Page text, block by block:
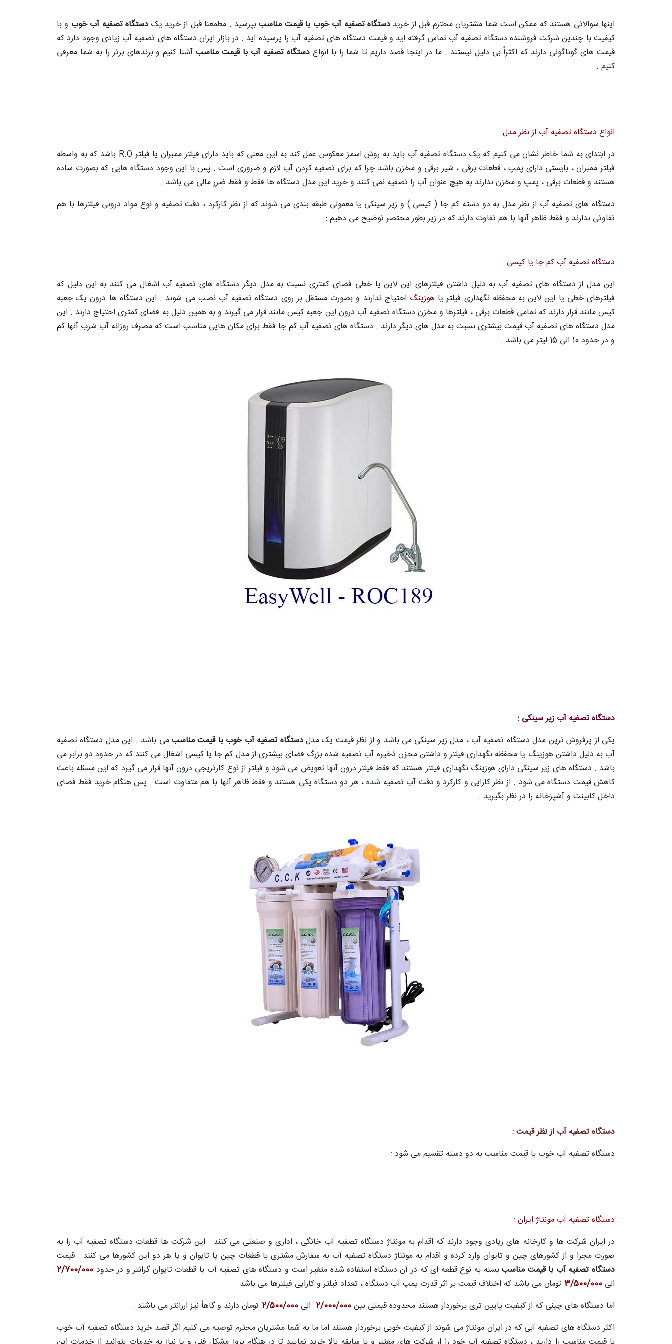
اینها سوالاتی هستند که ممکن است شما مشتریان محترم قبل از خرید دستگاه تصفیه آب خوب با قیمت مناسببپرسید . مطمعناً قبل از خرید یک دستگاه تصفیه آب خوب و با
کیفیت با چندین شرکت فروشنده دستگاه تصفیه آب تماس گرفته اید و قیمت دستگاه های تصفیه آب را پرسیده اید . در بازار ایران دستگاه های تصفیه آب زیادی وجود دارد که
قیمت های گوناگونی دارند که اکثراً بی دلیل نیستند . ما در اینجا قصد داریم تا شما را با انواعدستگاه تصفیه آب با قیمت مناسبآشنا کنیم و برندهای برتر را به شما معرفی
کنیم .
انواع دستگاه تصفیه آب از نظر مدل
در ابتدای به شما خاطر نشان می کنیم که یک دستگاه تصفیه آب باید به روش اسمز معکوس عمل کند به این معنی که باید دارای فیلتر ممبران یا فیلترR.O باشد که به واسطه
فیلتر ممبران ، بایستی دارای پمپ ، قطعات برقی ، شیر برقی و مخزن باشد چرا که برای تصفیه کردن آب لازم و ضروری است . پس با این وجود دستگاه هایی که بصورت ساده
هستند و قطعات برقی ، پمپ و مخزن ندارند به هیچ عنوان آب را تصفیه نمی کنند و خرید این مدل دستگاه ها فقط و فقط ضرر مالی می باشد .
دستگاه های تصفیه آب از نظر مدل به دو دسته کم جا ( کیسی ) و زیر سینکی یا معمولی طبقه بندی می شوند که از نظر کارکرد ، دقت تصفیه و نوع مواد درونی فیلترها با هم
تفاوتی ندارند و فقط ظاهر آنها با هم تفاوت دارند که در زیر بطور مختصر توضیح می دهیم :
دستگاه تصفیه آب کم جا یا کیسی
این مدل از دستگاه های تصفیه آب به دلیل داشتن فیلترهای این لاین یا خطی فضای کمتری نسبت به مدل دیگر دستگاه های تصفیه آب اشغال می کنند به این دلیل که
فیلترهای خطی یا این لاین به محفظه نگهداری فیلتر یا هوزینگ احتیاج ندارند و بصورت مستقل بر روی دستگاه تصفیه آب نصب می شوند . این دستگاه ها درون یک جعبه
کیس مانند قرار دارند که تمامی قطعات برقی ، فیلترها و مخزن دستگاه تصفیه آب درون این جعبه کیس مانند قرار می گیرند و به همین دلیل به فضای کمتری احتیاج دارند . این
مدل دستگاه های تصفیه آب قیمت بیشتری نسبت به مدل های دیگر دارند . دستگاه های تصفیه آب کم جا فقط برای مکان هایی مناسب است که مصرف روزانه آب شرب آنها کم
و در حدود 10 الی 15 لیتر می باشد .
دستگاه تصفیه آب زیر سینکی :
یکی از پرفروش ترین مدل دستگاه تصفیه آب ، مدل زیر سینکی می باشد و از نظر قیمت یک مدلدستگاه تصفیه آب خوب با قیمت مناسبمی باشد . این مدل دستگاه تصفیه
آب به دلیل داشتن هوزینگ یا محفظه نگهداری فیلتر و داشتن مخزن ذخیره آب تصفیه شده بزرگ فضای بیشتری از مدل کم جا یا کیسی اشغال می کنند که در حدود دو برابر می
باشد . دستگاه های زیر سینکی دارای هوزینگ نگهداری فیلتر هستند که فقط فیلتر درون آنها تعویض می شود و فیلتر از نوع کارتریجی درون آنها قرار می گیرد که این مسئله باعث
کاهش قیمت دستگاه می شود . از نظر کارایی و کارکرد و دقت آب تصفیه شده ، هر دو دستگاه یکی هستند و فقط ظاهر آنها با هم متفاوت است . پس هنگام خرید فقط فضای
داخل کابینت و آشپزخانه را در نظر بگیرید .
دستگاه تصفیه آب از نظر قیمت :
دستگاه تصفیه آب خوب با قیمت مناسب به دو دسته تقسیم می شود :
دستگاه تصفیه آب مونتاژ ایران :
در ایران شرکت ها و کارخانه های زیادی وجود دارند که اقدام به مونتاژ دستگاه تصفیه آب خانگی ، اداری و صنعتی می کنند . این شرکت ها قطعات دستگاه تصفیه آب را به
صورت مجزا و از کشورهای چین و تایوان وارد کرده و اقدام به مونتاژ دستگاه تصفیه آب به سفارش مشتری با قطعات چین یا تایوان و یا هر دو این کشورها می کنند . قیمت
دستگاه تصفیه آب با قیمت مناسببسته به نوع قطعه ای که در آن دستگاه استفاده شده متغیر است و دستگاه های تصفیه آب با قطعات تایوان گرانتر و در حدود 2/700/000
الی 3/500/000 تومان می باشد که اختلاف قیمت بر اثر قدرت پمپ آب دستگاه ، تعداد فیلتر و کارایی فیلترها می باشد .
اما دستگاه های چینی که از کیفیت پایین تری برخوردار هستند محدوده قیمتی بین2/000/000 الی 2/500/000 تومان دارند و گاهاً نیز ارزانتر می باشند .
اکثر دستگاه های تصفیه آبی که در ایران مونتاژ می شوند از کیفیت خوبی برخوردار هستند اما ما به شما مشتریان محترم توصیه می کنیم اگر قصد خرید دستگاه تصفیه آب خوب